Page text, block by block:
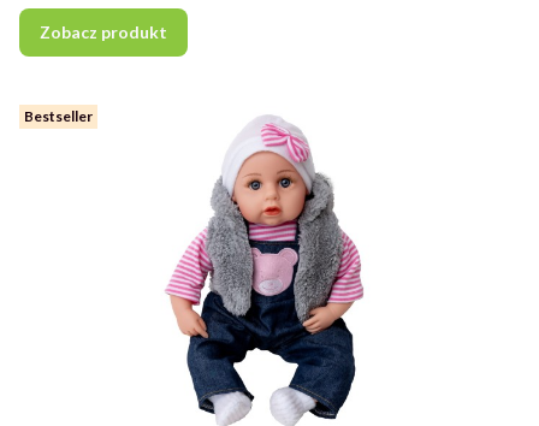
Zobacz produkt
Bestseller